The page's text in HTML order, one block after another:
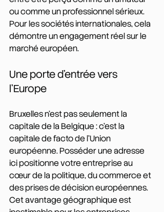
ou comme un professionnel sérieux.
Pour les sociétés internationales, cela
démontre un engagement réel sur le
marché européen.
Une porte d'entrée vers
l'Europe
Bruxelles n'est pas seulement la
capitale de la Belgique : c'est la
capitale de facto de l'Union
européenne. Posséder une adresse
ici positionne votre entreprise au
cœur de la politique, du commerce et
des prises de décision européennes.
Cet avantage géographique est